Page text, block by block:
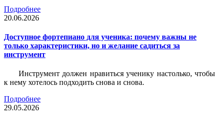
Подробнее
20.06.2026
Доступное фортепиано для ученика: почему важны не
только характеристики, но и желание садиться за
инструмент
Инструмент должен нравиться ученику настолько, чтобы
к нему хотелось подходить снова и снова.
Подробнее
29.05.2026